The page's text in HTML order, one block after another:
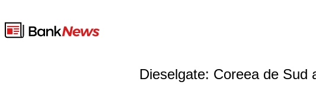
Dieselgate: Coreea de Sud